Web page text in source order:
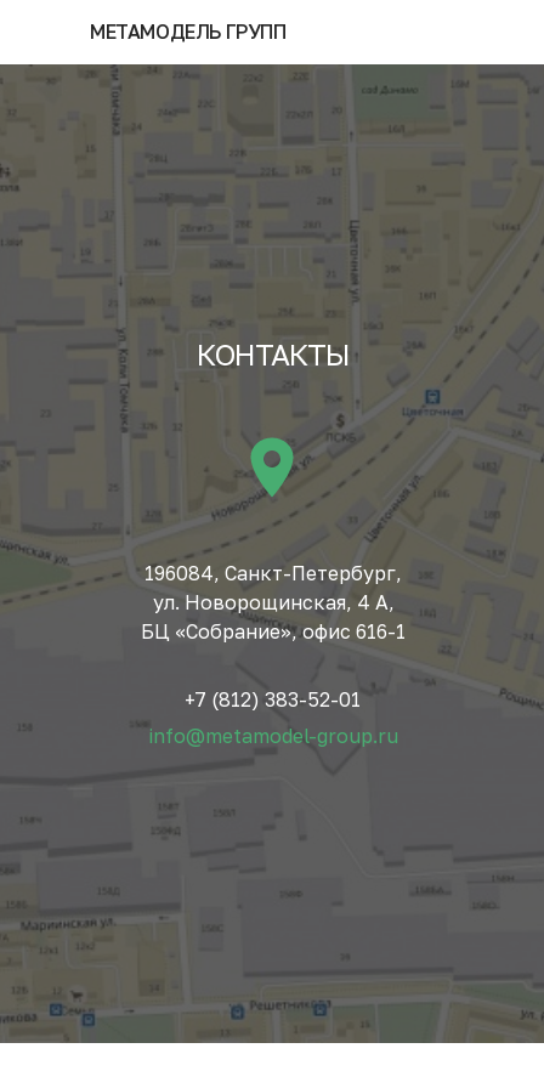
МЕТАМОДЕЛЬ ГРУПП
КОНТАКТЫ
info@metamodel-group.ru
+7 (812) 383-52-01
196084, Санкт-Петербург,
ул. Новорощинская, 4 А,
БЦ «Собрание», офис 616-1